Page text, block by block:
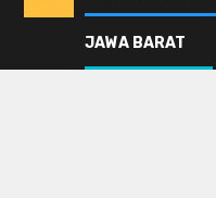
JAWA BARAT